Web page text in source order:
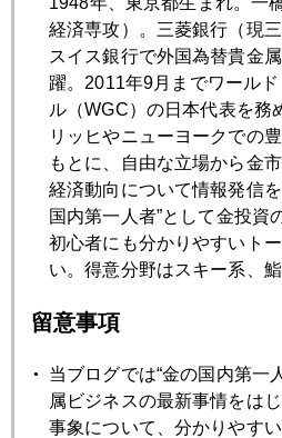
2012年06月22日
個人でもプロに勝てる金市場
2012年06月21日
スペイン国債を買う人たち
2012年06月19日
2012年06月18日
「夜逃げはせず」ギリシャの選択
経済専攻）。三菱銀行（現
スイス銀行で外国為替貴金
躍。2011年9月までワール
ル（WGC）の日本代表を務
リッヒやニューヨークでの
もとに、自由な立場から金
経済動向について情報発信
国内第一人者”として金投資
初心者にも分かりやすいト
い。得意分野はスキー系、
留意事項
当ブログでは“金の国内第一
属ビジネスの最新事情をは
事象について、分かりやす